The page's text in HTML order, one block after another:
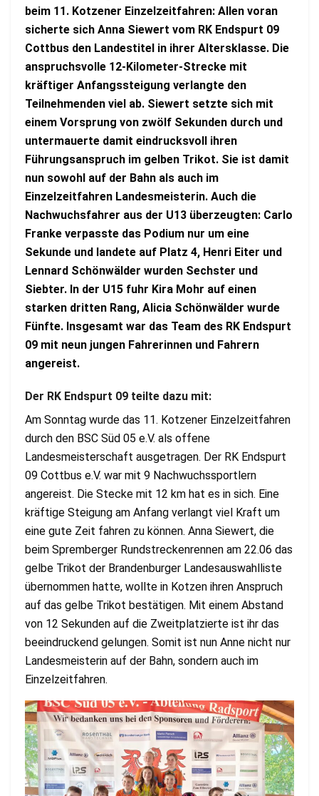
beim 11. Kotzener Einzelzeitfahren: Allen voran
sicherte sich Anna Siewert vom RK Endspurt 09
Cottbus den Landestitel in ihrer Altersklasse. Die
anspruchsvolle 12-Kilometer-Strecke mit
kräftiger Anfangssteigung verlangte den
Teilnehmenden viel ab. Siewert setzte sich mit
einem Vorsprung von zwölf Sekunden durch und
untermauerte damit eindrucksvoll ihren
Führungsanspruch im gelben Trikot. Sie ist damit
nun sowohl auf der Bahn als auch im
Einzelzeitfahren Landesmeisterin. Auch die
Nachwuchsfahrer aus der U13 überzeugten: Carlo
Franke verpasste das Podium nur um eine
Sekunde und landete auf Platz 4, Henri Eiter und
Lennard Schönwälder wurden Sechster und
Siebter. In der U15 fuhr Kira Mohr auf einen
starken dritten Rang, Alicia Schönwälder wurde
Fünfte. Insgesamt war das Team des RK Endspurt
09 mit neun jungen Fahrerinnen und Fahrern
angereist.
Der RK Endspurt 09 teilte dazu mit:
Am Sonntag wurde das 11. Kotzener Einzelzeitfahren
durch den BSC Süd 05 e.V. als offene
Landesmeisterschaft ausgetragen. Der RK Endspurt
09 Cottbus e.V. war mit 9 Nachwuchssportlern
angereist. Die Stecke mit 12 km hat es in sich. Eine
kräftige Steigung am Anfang verlangt viel Kraft um
eine gute Zeit fahren zu können. Anna Siewert, die
beim Spremberger Rundstreckenrennen am 22.06 das
gelbe Trikot der Brandenburger Landesauswahlliste
übernommen hatte, wollte in Kotzen ihren Anspruch
auf das gelbe Trikot bestätigen. Mit einem Abstand
von 12 Sekunden auf die Zweitplatzierte ist ihr das
beeindruckend gelungen. Somit ist nun Anne nicht nur
Landesmeisterin auf der Bahn, sondern auch im
Einzelzeitfahren.